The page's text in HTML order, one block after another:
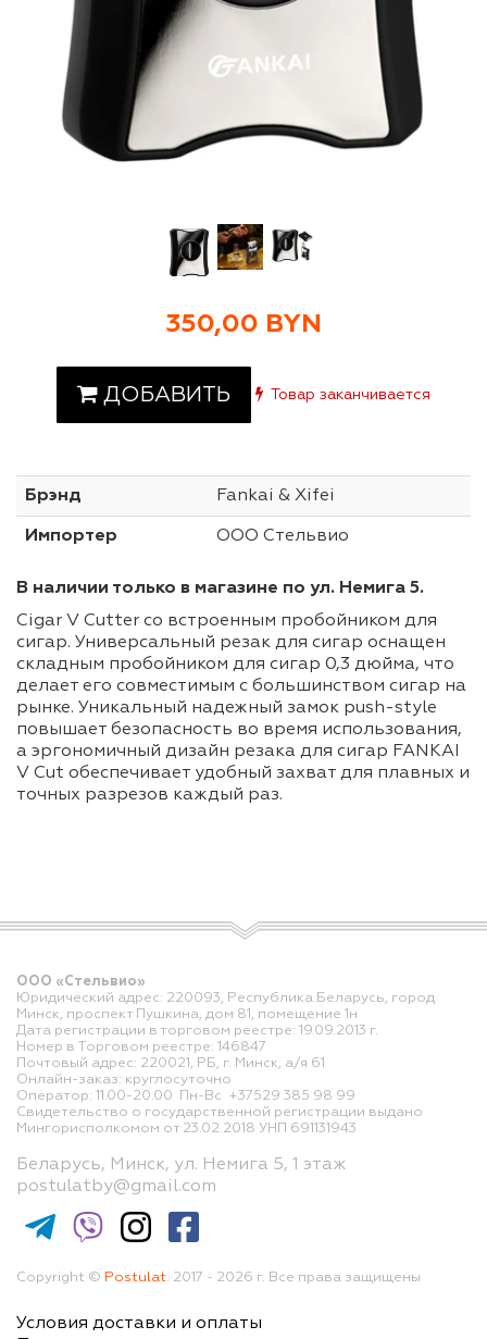
350,00 BYN
ДОБАВИТЬ Товар заканчивается
Брэнд Fankai & Xifei
Импортер ООО Стельвио
В наличии только в магазине по ул. Немига 5.
Cigar V Cutter со встроенным пробойником для
сигар. Универсальный резак для сигар оснащен
складным пробойником для сигар 0,3 дюйма, что
делает его совместимым с большинством сигар на
рынке. Уникальный надежный замок push-style
повышает безопасность во время использования,
а эргономичный дизайн резака для сигар FANKAI
V Cut обеспечивает удобный захват для плавных и
точных разрезов каждый раз.
ООО «Стельвио»
Юридический адрес: 220093, Республика Беларусь, город
Минск, проспект Пушкина, дом 81, помещение 1н
Дата регистрации в торговом реестре: 19.09.2013 г.
Номер в Торговом реестре: 146847
Почтовый адрес: 220021, РБ, г. Минск, а/я 61
Онлайн-заказ: круглосуточно
Оператор: 11.00-20.00 Пн-Вс +37529 385 98 99
Свидетельство о государственной регистрации выдано
Мингорисполкомом от 23.02.2018 УНП 691131943
Беларусь, Минск, ул. Немига 5, 1 этаж
postulatby@gmail.com
Copyright © Postulat. 2017 - 2026 г. Все права защищены
Условия доставки и оплаты